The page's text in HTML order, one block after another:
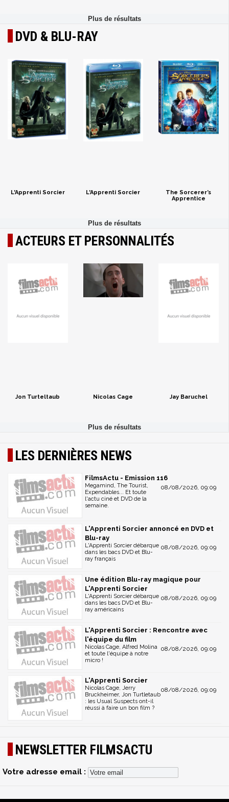
DVD & BLU-RAY
L'Apprenti Sorcier L'Apprenti Sorcier
The Sorcerer’s
Apprentice
ACTEURS ET PERSONNALITÉS
Jon Turteltaub Nicolas Cage Jay Baruchel
LES DERNIÈRES NEWS
FilmsActu - Emission 116
08/08/2026, 09:09
Megamind, The Tourist,
Expendables... Et toute
l'actu ciné et DVD de la
semaine.
L'Apprenti Sorcier annoncé en DVD et
Blu-ray
08/08/2026, 09:09
L'Apprenti Sorcier débarque
dans les bacs DVD et Blu-
ray français
Une édition Blu-ray magique pour
L'Apprenti Sorcier
08/08/2026, 09:09
L'Apprenti Sorcier débarque
dans les bacs DVD et Blu-
ray américains
L'Apprenti Sorcier : Rencontre avec
l'équipe du film
08/08/2026, 09:09
Nicolas Cage, Alfred Molina
et toute l'équipe à notre
micro !
L'Apprenti Sorcier
08/08/2026, 09:09
Nicolas Cage, Jerry
Bruckheimer, Jon Turtletaub
: les Usual Suspects ont-il
réussi à faire un bon film ?
NEWSLETTER FILMSACTU
Votre adresse email :